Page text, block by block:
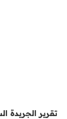
تقرير الجريدة